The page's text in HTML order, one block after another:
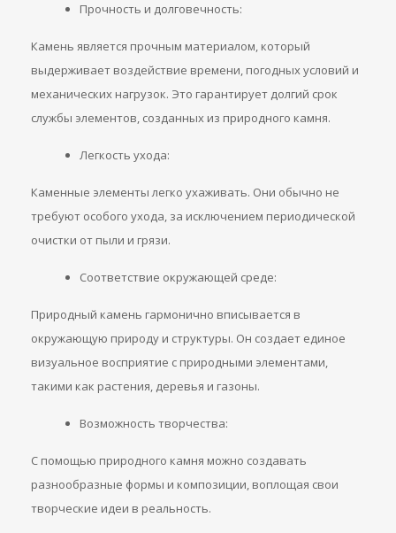
Прочность и долговечность:
Камень является прочным материалом, который
выдерживает воздействие времени, погодных условий и
механических нагрузок. Это гарантирует долгий срок
службы элементов, созданных из природного камня.
Легкость ухода:
Каменные элементы легко ухаживать. Они обычно не
требуют особого ухода, за исключением периодической
очистки от пыли и грязи.
Соответствие окружающей среде:
Природный камень гармонично вписывается в
окружающую природу и структуры. Он создает единое
визуальное восприятие с природными элементами,
такими как растения, деревья и газоны.
Возможность творчества:
С помощью природного камня можно создавать
разнообразные формы и композиции, воплощая свои
творческие идеи в реальность.